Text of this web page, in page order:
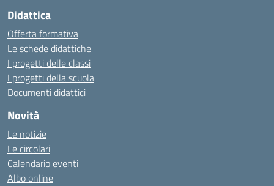
Didattica
Offerta formativa
Le schede didattiche
I progetti delle classi
I progetti della scuola
Documenti didattici
Novità
Le notizie
Le circolari
Calendario eventi
Albo online